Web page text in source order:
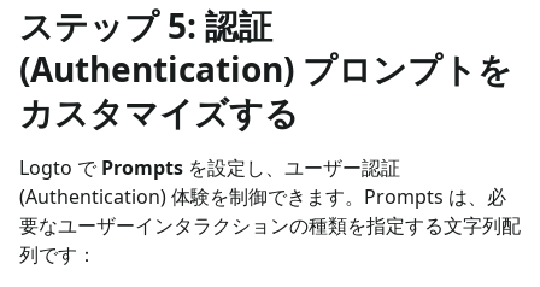
ステップ 5: 認証
(Authentication) プロンプトを
カスタマイズする
Logto でPrompts を設定し、ユーザー認証
(Authentication) 体験を制御できます。Prompts は、必
要なユーザーインタラクションの種類を指定する文字列配
列です：